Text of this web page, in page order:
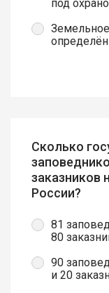
под
Сколько
заказников
России?
81
80
90
и 20